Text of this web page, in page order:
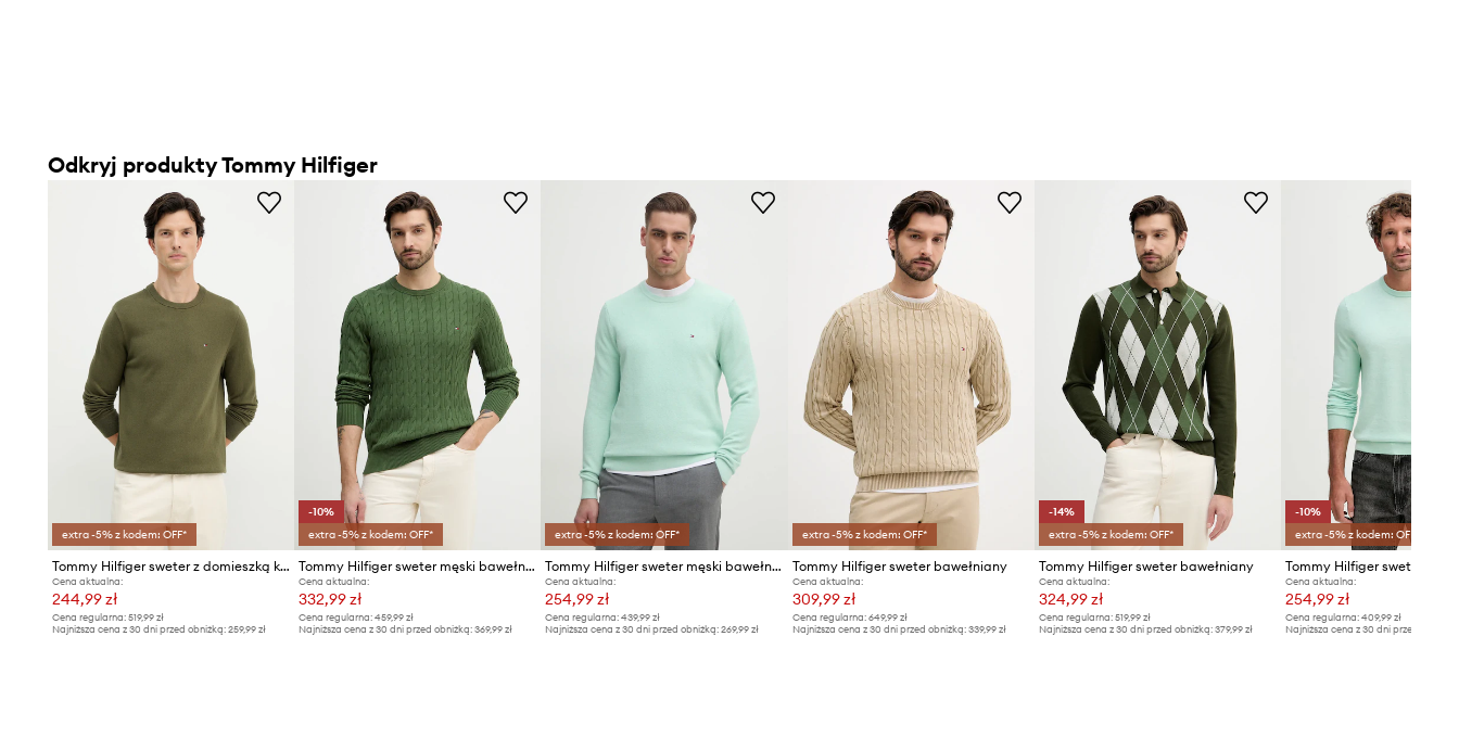
Odkryj produkty Tommy Hilfiger
extra -5% z kodem: OFF*
Tommy Hilfiger sweter z domieszką kaszmiru
Cena aktualna:
244,99 zł
Cena regularna: 519,99 zł
Najniższa cena z 30 dni przed obniżką: 259,99 zł
-10%
extra -5% z kodem: OFF*
Tommy Hilfiger sweter męski bawełniany
Cena aktualna:
332,99 zł
Cena regularna:459,99 zł
Najniższa cena z 30 dni przed obniżką:369,99 zł
extra -5% z kodem: OFF*
Tommy Hilfiger sweter męski bawełniany
Cena aktualna:
254,99 zł
Cena regularna: 439,99 zł
Najniższa cena z 30 dni przed obniżką: 269,99 zł
extra -5% z kodem: OFF*
Tommy Hilfiger sweter bawełniany
Cena aktualna:
309,99 zł
Cena regularna: 649,99 zł
Najniższa cena z 30 dni przed obniżką: 339,99 zł
-14%
extra -5% z kodem: OFF*
Tommy Hilfiger sweter bawełniany
Cena aktualna:
324,99 zł
Cena regularna:519,99 zł
Najniższa cena z 30 dni przed obniżką:379,99 zł
-10%
extra -5% z kodem: OFF*
Cena aktualna:
254,99 zł
Cena regularna: 409,99 zł
Najniższa cena z 30 dni przed obniżką: